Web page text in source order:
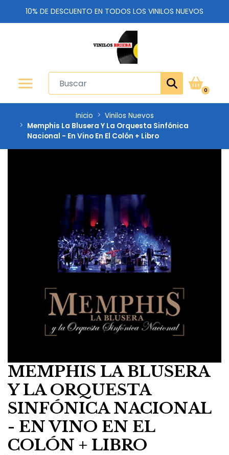
10% DE DESCUENTO EN TODOS LOS VINILOS NUEVOS
0
Inicio
Vinilos Nuevos
Memphis La Blusera Y La Orquesta Sinfónica
Nacional - En Vino En El Colón + Libro
MEMPHIS LA BLUSERA
Y LA ORQUESTA
SINFÓNICA NACIONAL
- EN VINO EN EL
COLÓN + LIBRO